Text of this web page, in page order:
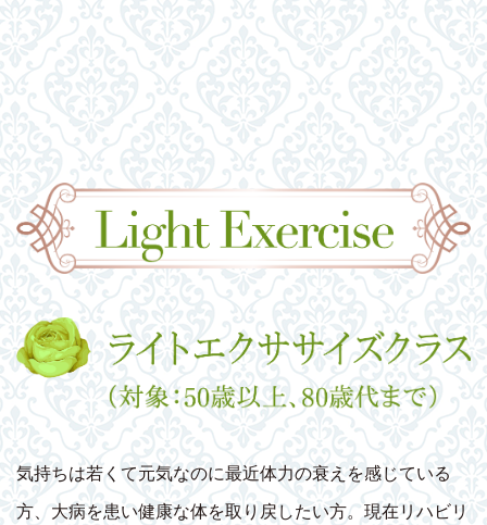
気持ちは若くて元気なのに最近体力の衰えを感じている
方、大病を患い健康な体を取り戻したい方。現在リハビリ